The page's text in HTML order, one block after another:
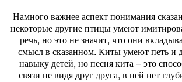
Намного важнее аспект понимания
некоторые другие птицы умеют
речь, но это не значит, что они
смысл в сказанном. Киты умеют петь и
навыку детей, но песня кита – это
связи не видя друг друга, в ней нет